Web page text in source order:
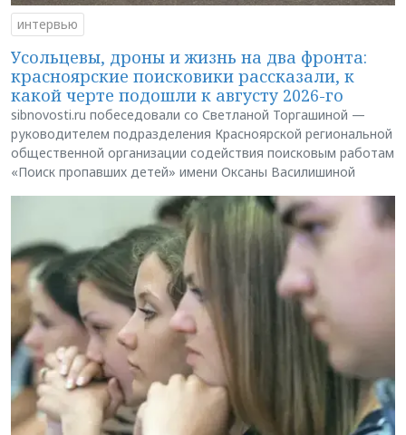
интервью
Усольцевы, дроны и жизнь на два фронта:
красноярские поисковики рассказали, к
какой черте подошли к августу 2026-го
sibnovosti.ru побеседовали со Светланой Торгашиной —
руководителем подразделения Красноярской региональной
общественной организации содействия поисковым работам
«Поиск пропавших детей» имени Оксаны Василишиной